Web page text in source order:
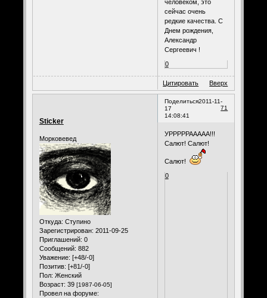
человеком, это
сейчас очень
редкие качества. С
Днем рождения,
Александр
Сергеевич !
0
Цитировать Вверх
Поделиться
71
2011-11-
17
14:08:41
Sticker
Морковевед
Откуда: Ступино
Зарегистрирован: 2011-09-25
Приглашений: 0
Сообщений: 882
Уважение: [+48/-0]
Позитив: [+81/-0]
Пол: Женский
Возраст: 39 [1987-06-05]
Провел на форуме:
УРРРРРААААА!!!
Салют! Салют!
Салют!
0